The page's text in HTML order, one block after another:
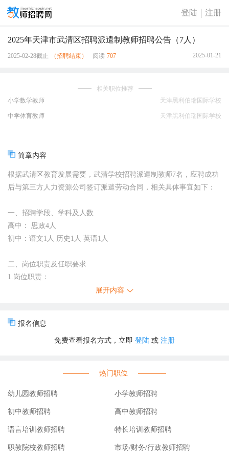
登陆 注册
2025年天津市武清区招聘派遣制教师招聘公告（7人）
2025-02-28截止 （招聘结束） 阅读 707 2025-01-21
相关职位推荐
小学数学教师
天津黑利伯瑞国际学校
中学体育教师 天津黑利伯瑞国际学校
简章内容
根据武清区教育发展需要，武清学校招聘派遣制教师7名，应聘成功
后与第三方人力资源公司签订派遣劳动合同，相关具体事宜如下：
一、招聘学段、学科及人数
高中： 思政4人
初中：语文1人 历史1人 英语1人
二、岗位职责及任职要求
1.岗位职责：
(1)坚持党的教育方针，忠诚社会主义教育事业，有强烈的事业心、
教研任务;
(3)积极创造条件，开展多样化的课外活动;
2.任职要求：
(3)热爱教育事业，工作严谨、耐心、细心、有责任感;
(4)具备团队精神，善于合作与沟通;
展开内容
报名信息
免费查看报名方式，立即 登陆 或 注册
热门职位
幼儿园教师招聘 小学教师招聘
初中教师招聘 高中教师招聘
语言培训教师招聘 特长培训教师招聘
职教院校教师招聘 市场/财务/行政教师招聘